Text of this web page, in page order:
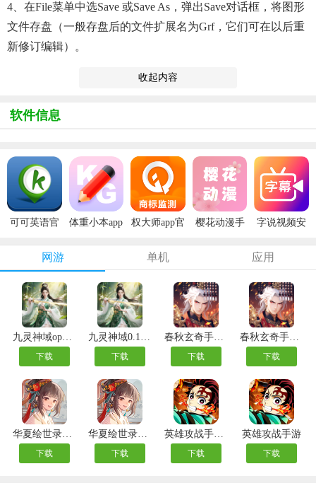
4、在File菜单中选Save 或Save As，弹出Save对话框，将图形
文件存盘（一般存盘后的文件扩展名为grf，它们可在以后重
新修订编辑）。
收起内容
软件信息
可可英语官
体重小本app
权大师app官
樱花动漫手
字说视频安
网游 单机 应用
九灵神域oppo版
下载
九灵神域0.1折版
下载
春秋玄奇手游最新版
下载
春秋玄奇手游官方版
下载
华夏绘世录2025最新版
下载
华夏绘世录官方版
下载
英雄攻战手游官方版
下载
英雄攻战手游
下载